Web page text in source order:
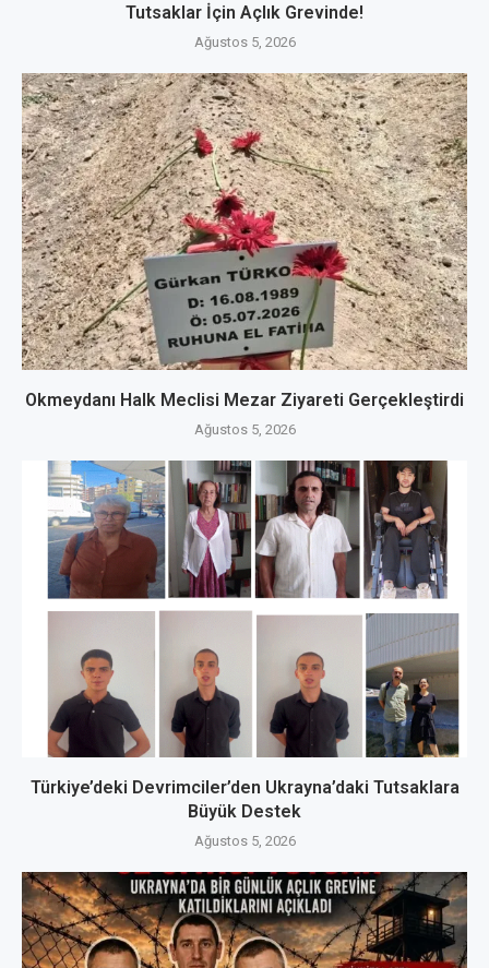
Tutsaklar İçin Açlık Grevinde!
Ağustos 5, 2026
Okmeydanı Halk Meclisi Mezar Ziyareti Gerçekleştirdi
Ağustos 5, 2026
Türkiye’deki Devrimciler’den Ukrayna’daki Tutsaklara
Büyük Destek
Ağustos 5, 2026